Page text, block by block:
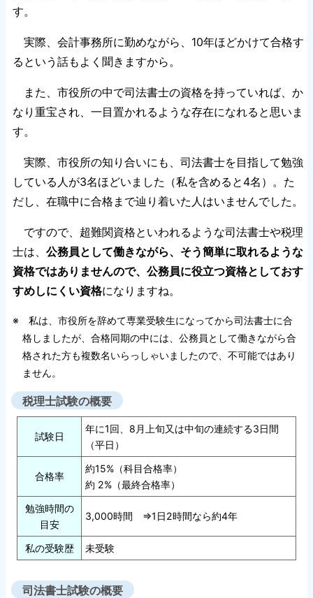
す。
実際、会計事務所に勤めながら、10年ほどかけて合格す
るという話もよく聞きますから。
また、市役所の中で司法書士の資格を持っていれば、か
なり重宝され、一目置かれるような存在になれると思いま
す。
実際、市役所の知り合いにも、司法書士を目指して勉強
している人が3名ほどいました（私を含めると4名）。た
だし、在職中に合格まで辿り着いた人はいませんでした。
ですので、超難関資格といわれるような司法書士や税理
士は、 公務員として働きながら、そう簡単に取れるような
資格ではありませんので、公務員に役立つ資格としておす
すめしにくい資格になりますね。
※ 私は、市役所を辞めて専業受験生になってから司法書士に合
格しましたが、合格同期の中には、公務員として働きながら合
格された方も複数名いらっしゃいましたので、不可能ではあり
ません。
税理士試験の概要
試験日
年に1回、8月上旬又は中旬の連続する3日間
（平日）
合格率
約15%（科目合格率）
約 2%（最終合格率）
勉強時間の
目安
3,000時間 ⇒1日2時間なら約4年
私の受験歴 未受験
司法書士試験の概要